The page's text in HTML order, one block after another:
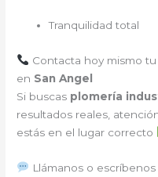
Tranquilidad total
Contacta hoy mismo
en San Angel
Si buscas plomería
resultados reales,
estás en el lugar correcto
Llámanos o escríbenos